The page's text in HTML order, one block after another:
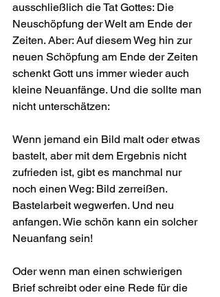
ausschließlich die Tat Gottes: Die
Neuschöpfung der Welt am Ende der
Zeiten. Aber: Auf diesem Weg hin zur
neuen Schöpfung am Ende der Zeiten
schenkt Gott uns immer wieder auch
kleine Neuanfänge. Und die sollte man
nicht unterschätzen:
Wenn jemand ein Bild malt oder etwas
bastelt, aber mit dem Ergebnis nicht
zufrieden ist, gibt es manch­mal nur
noch einen Weg: Bild zerreißen.
Bastelarbeit wegwerfen. Und neu
anfangen. Wie schön kann ein solcher
Neuanfang sein!
Oder wenn man einen schwierigen
Brief schreibt oder eine Rede für die